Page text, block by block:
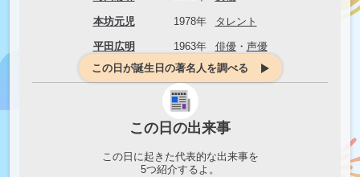
本坊元児 1978年 タレント
平田広明 1963年 俳優・ 声優
この日が誕生日の著名人を調べる
この日の出来事
この日に起きた代表的な出来事を
5つ紹介するよ。